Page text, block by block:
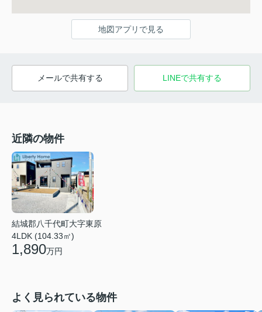
地図アプリで見る
メールで共有する LINEで共有する
近隣の物件
結城郡八千代町大字東原
4LDK (104.33㎡)
1,890万円
よく見られている物件